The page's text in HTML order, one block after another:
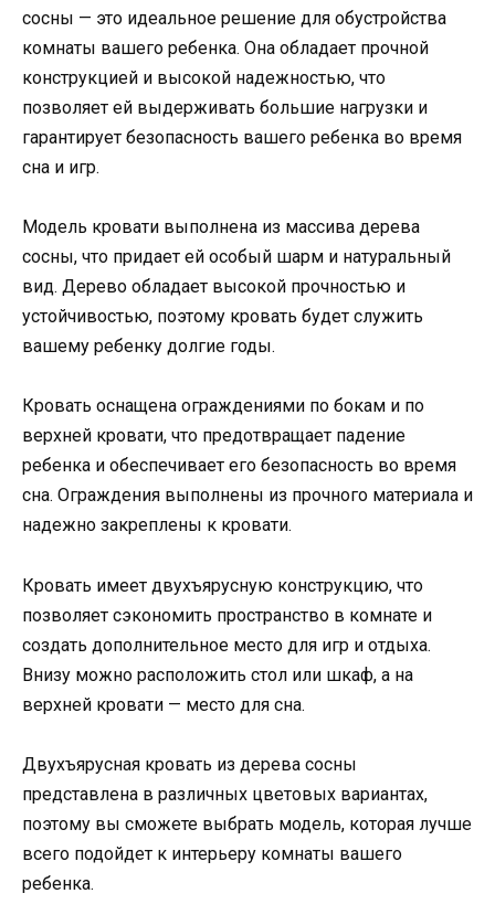
сосны — это идеальное решение для обустройства
комнаты вашего ребенка. Она обладает прочной
конструкцией и высокой надежностью, что
позволяет ей выдерживать большие нагрузки и
гарантирует безопасность вашего ребенка во время
сна и игр.
Модель кровати выполнена из массива дерева
сосны, что придает ей особый шарм и натуральный
вид. Дерево обладает высокой прочностью и
устойчивостью, поэтому кровать будет служить
вашему ребенку долгие годы.
Кровать оснащена ограждениями по бокам и по
верхней кровати, что предотвращает падение
ребенка и обеспечивает его безопасность во время
сна. Ограждения выполнены из прочного материала и
надежно закреплены к кровати.
Кровать имеет двухъярусную конструкцию, что
позволяет сэкономить пространство в комнате и
создать дополнительное место для игр и отдыха.
Внизу можно расположить стол или шкаф, а на
верхней кровати — место для сна.
Двухъярусная кровать из дерева сосны
представлена в различных цветовых вариантах,
поэтому вы сможете выбрать модель, которая лучше
всего подойдет к интерьеру комнаты вашего
ребенка.